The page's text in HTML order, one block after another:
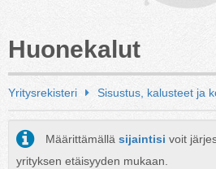
Huonekalut
Yritysrekisteri Sisustus, kalusteet ja
Määrittämällä sijaintisi voit
yrityksen etäisyyden mukaan.